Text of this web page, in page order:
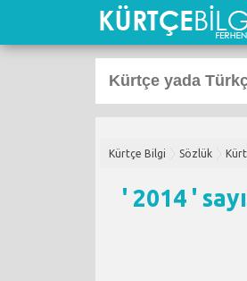
Kürtçe Bilgi Sözlük
' 2014 '